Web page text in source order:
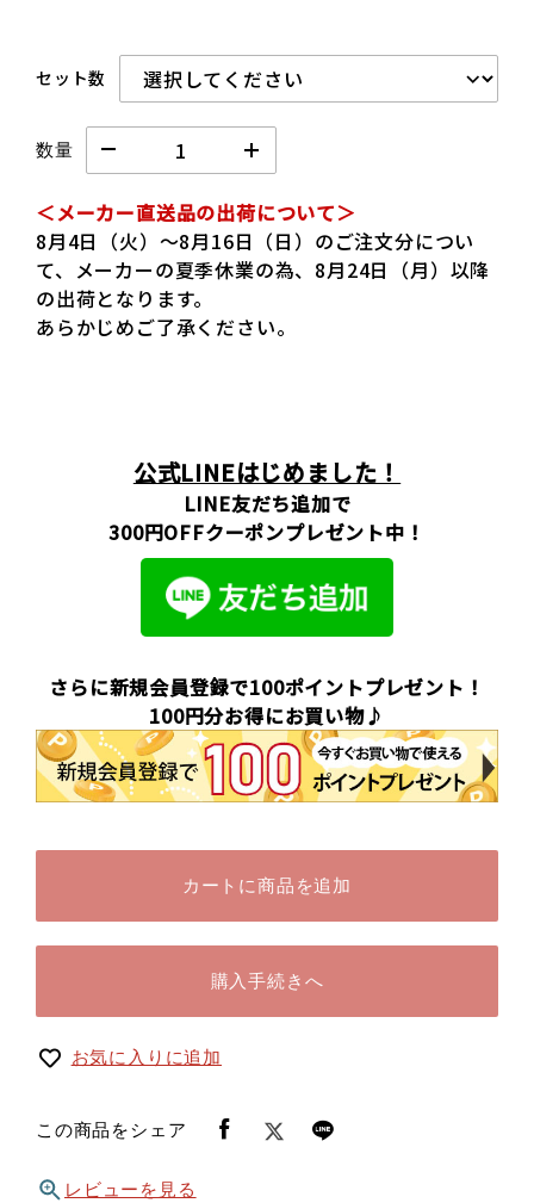
セット数
数量
＜メーカー直送品の出荷について＞
8月4日（火）～8月16日（日）のご注文分につい
て、メーカーの夏季休業の為、8月24日（月）以降
の出荷となります。
あらかじめご了承ください。
公式LINEはじめました！
LINE友だち追加で
300円OFFクーポンプレゼント中！
さらに新規会員登録で100ポイントプレゼント！
100円分お得にお買い物♪
カートに商品を追加
購入手続きへ
お気に入りに追加
この商品をシェア
レビューを見る